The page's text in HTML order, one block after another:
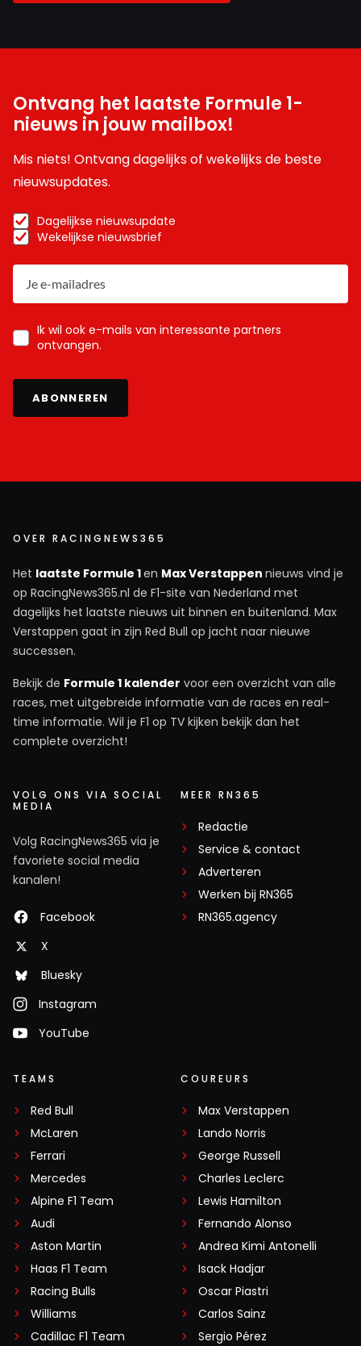
Ontvang het laatste Formule 1-
nieuws in jouw mailbox!
Mis niets! Ontvang dagelijks of wekelijks de beste
nieuwsupdates.
Dagelijkse nieuwsupdate
Wekelijkse nieuwsbrief
Ik wil ook e-mails van interessante partners
ontvangen.
ABONNEREN
OVER RACINGNEWS365
Het laatste Formule 1en Max Verstappen nieuws vind je
op RacingNews365.nl de F1-site van Nederland met
dagelijks het laatste nieuws uit binnen en buitenland. Max
Verstappen gaat in zijn Red Bull op jacht naar nieuwe
successen.
Bekijk de Formule 1 kalender voor een overzicht van alle
races, met uitgebreide informatie van de races en real-
time informatie. Wil je F1 op TV kijken bekijk dan het
complete overzicht!
VOLG ONS VIA SOCIAL
MEDIA
Volg RacingNews365 via je
favoriete social media
kanalen!
Facebook
X
Bluesky
Instagram
YouTube
MEER RN365
Redactie
Service & contact
Adverteren
Werken bij RN365
RN365.agency
TEAMS
Red Bull
McLaren
Ferrari
Mercedes
Alpine F1 Team
Audi
Aston Martin
Haas F1 Team
Racing Bulls
Williams
Cadillac F1 Team
COUREURS
Max Verstappen
Lando Norris
George Russell
Charles Leclerc
Lewis Hamilton
Fernando Alonso
Andrea Kimi Antonelli
Isack Hadjar
Oscar Piastri
Carlos Sainz
Sergio Pérez